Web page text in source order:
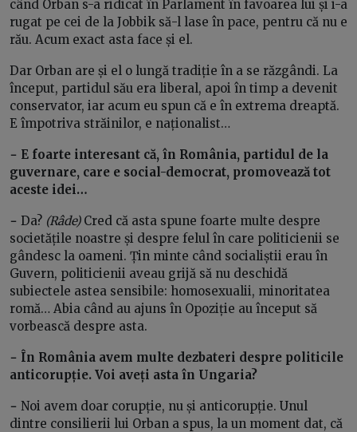
când Orban s-a ridicat în Parlament în favoarea lui și i-a
rugat pe cei de la Jobbik să-l lase în pace, pentru că nu e
rău. Acum exact asta face și el.
Dar Orban are și el o lungă tradiție în a se răzgândi. La
început, partidul său era liberal, apoi în timp a devenit
conservator, iar acum eu spun că e în extrema dreaptă.
E împotriva străinilor, e naționalist…
− E foarte interesant că, în România, partidul de la
guvernare, care e social-democrat, promovează tot
aceste idei…
− Da? (Râde)Cred că asta spune foarte multe despre
societățile noastre și despre felul în care politicienii se
gândesc la oameni. Țin minte când socialiștii erau în
Guvern, politicienii aveau grijă să nu deschidă
subiectele astea sensibile: homosexualii, minoritatea
romă… Abia când au ajuns în Opoziție au început să
vorbească despre asta.
− În România avem multe dezbateri despre politicile
anticorupție. Voi aveți asta în Ungaria?
− Noi avem doar corupție, nu și anticorupție. Unul
dintre consilierii lui Orban a spus, la un moment dat, că